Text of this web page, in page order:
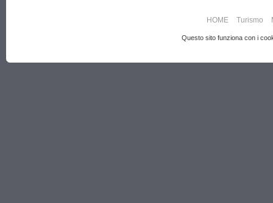
HOME Turismo
Questo sito funziona con i